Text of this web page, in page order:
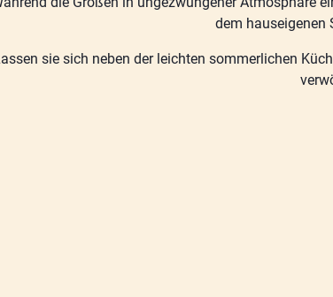
dem hauseigenen
sie sich neben der leichten sommerlichen